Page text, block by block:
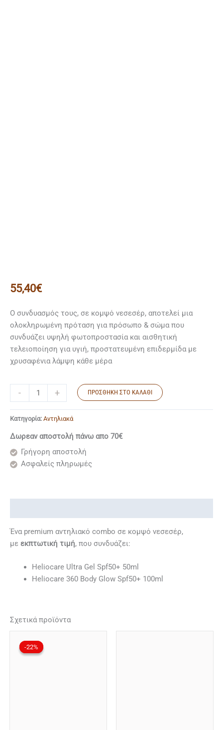
55,40€
Ο συνδυασμός τους, σε κομψό νεσεσέρ, αποτελεί μια
ολοκληρωμένη πρόταση για πρόσωπο & σώμα που
συνδυάζει υψηλή φωτοπροστασία και αισθητική
τελειοποίηση για υγιή, προστατευμένη επιδερμίδα με
χρυσαφένια λάμψη κάθε μέρα
- + ΠΡΟΣΘΉΚΗ ΣΤΟ ΚΑΛΆΘΙ
Κατηγορία: Αντηλιακά
Δωρεαν αποστολή πάνω απο 70€
Γρήγορη αποστολή
Ασφαλείς πληρωμές
Ένα premium αντηλιακό combo σε κομψό νεσεσέρ,
με εκπτωτική τιμή, που συνδυάζει:
Heliocare Ultra Gel Spf50+ 50ml
Heliocare 360 Body Glow Spf50+ 100ml
Σχετικά προϊόντα
-22%
-22%